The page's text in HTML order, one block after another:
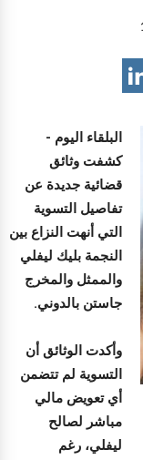
البلقاء اليوم -
كشفت وثائق
قضائية جديدة عن
تفاصيل التسوية
التي أنهت النزاع بين
النجمة بليك ليفلي
والممثل والمخرج
جاستن بالدوني.
وأكدت الوثائق أن
التسوية لم تتضمن
أي تعويض مالي
مباشر لصالح
ليفلي، رغم